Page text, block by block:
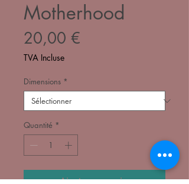
Motherhood
20,00 €
TVA Incluse
Dimensions *
Quantité *
Ajouter au panier